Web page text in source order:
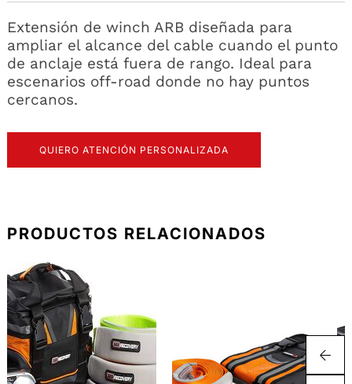
Extensión de winch ARB diseñada para
ampliar el alcance del cable cuando el punto
de anclaje está fuera de rango. Ideal para
escenarios off-road donde no hay puntos
cercanos.
QUIERO ATENCIÓN PERSONALIZADA
PRODUCTOS RELACIONADOS